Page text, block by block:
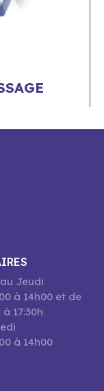
Jeudi
à 14h00 et de
à 17:30h
à 14h00